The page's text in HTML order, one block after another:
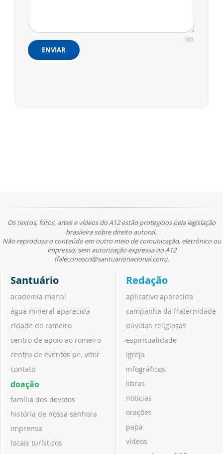
500
ENVIAR
Os textos, fotos, artes e vídeos do A12 estão protegidos pela legislação
brasileira sobre direito autoral.
Não reproduza o conteúdo em outro meio de comunicação, eletrônico ou
impresso, sem autorização expressa do A12
(faleconosco@santuarionacional.com).
Santuário
academia marial
água mineral aparecida
cidade do romeiro
centro de apoio ao romeiro
centro de eventos pe. vitor
contato
doação
família dos devotos
história de nossa senhora
imprensa
locais turísticos
Redação
aplicativo aparecida
campanha da fraternidade
dúvidas religiosas
espiritualidade
igreja
infográficos
libras
notícias
orações
papa
vídeos